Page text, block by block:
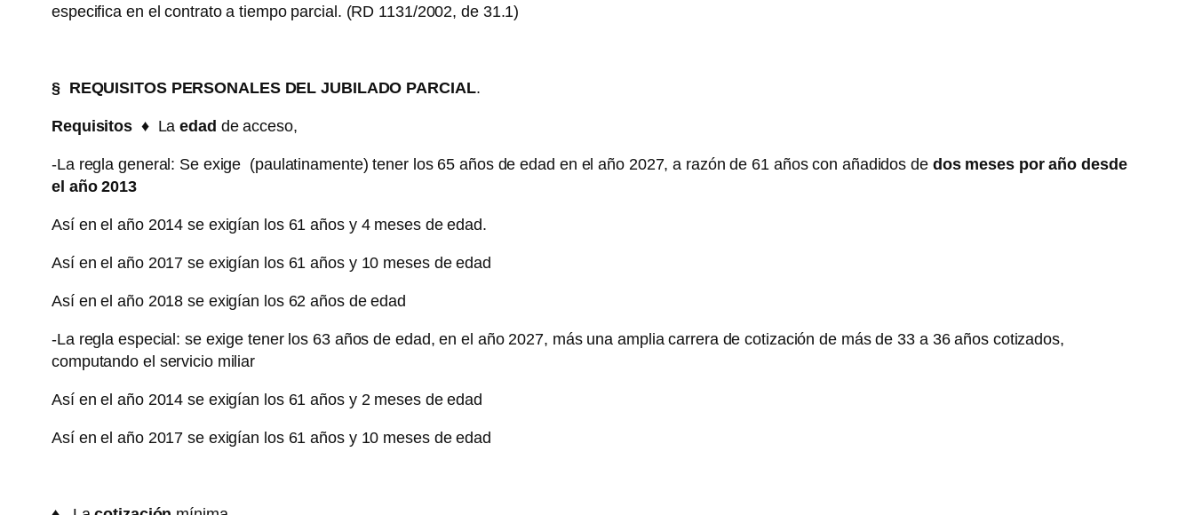
especifica en el contrato a tiempo parcial. (RD 1131/2002, de 31.1)
§ REQUISITOS PERSONALES DEL JUBILADO PARCIAL.
Requisitos ♦ Laedad de acceso,
-La regla general: Se exige (paulatinamente) tener los 65 años de edad en el año 2027, a razón de 61 años con añadidos de dos meses por año desde
el año 2013
Así en el año 2014 se exigían los 61 años y 4 meses de edad.
Así en el año 2017 se exigían los 61 años y 10 meses de edad
Así en el año 2018 se exigían los 62 años de edad
-La regla especial: se exige tener los 63 años de edad, en el año 2027, más una amplia carrera de cotización de más de 33 a 36 años cotizados,
computando el servicio miliar
Así en el año 2014 se exigían los 61 años y 2 meses de edad
Así en el año 2017 se exigían los 61 años y 10 meses de edad